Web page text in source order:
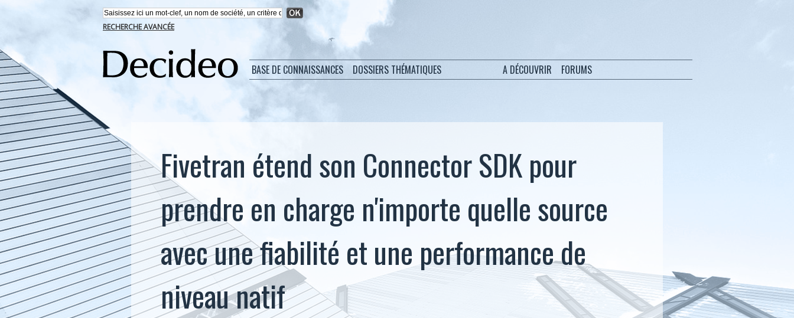
RECHERCHE AVANCÉE
BASE DE CONNAISSANCES DOSSIERS THÉMATIQUES A DÉCOUVRIR FORUMS
Fivetran étend son Connector SDK pour
prendre en charge n'importe quelle source
avec une fiabilité et une performance de
niveau natif